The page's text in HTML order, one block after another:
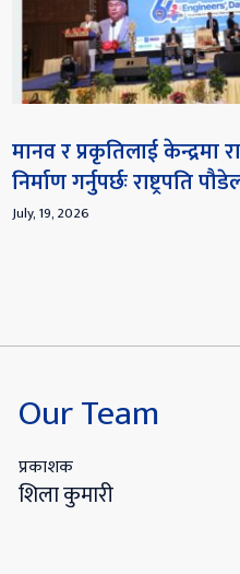
मानव र प्रकृतिलाई केन्द्रमा
निर्माण गर्नुपर्छः राष्ट्रपति
July, 19, 2026
Our Team
प्रकाशक
शिला कुमारी